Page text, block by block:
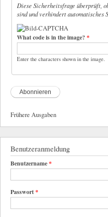
Diese Sicherheitsfrage überprüft,
sind und verhindert automatisches
What code is in the image?*
Enter the characters shown in the image.
Frühere Ausgaben
Benutzeranmeldung
Benutzername*
Passwort*